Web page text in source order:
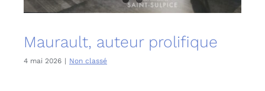
Maurault, auteur prolifique
4 mai 2026 | Non classé